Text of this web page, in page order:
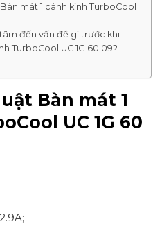
mát 1 cánh kính TurboCool
đến vấn đề gì trước khi
TurboCool UC 1G 60 09?
Bàn mát 1
UC 1G 60